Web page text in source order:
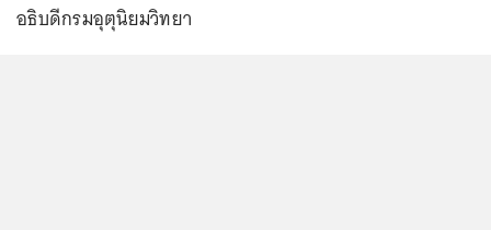
อธิบดีกรมอุตุนิยมวิทยา